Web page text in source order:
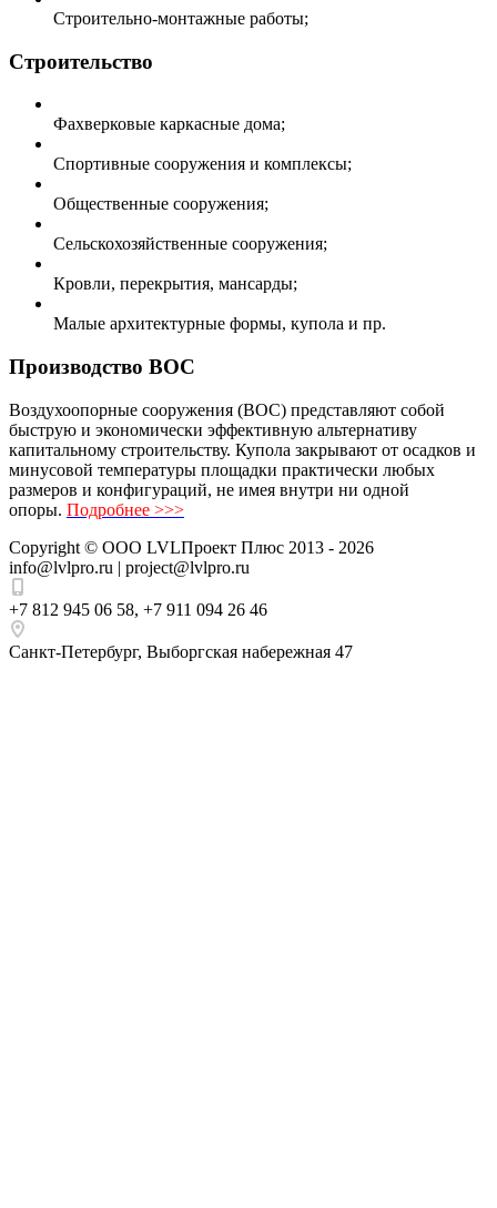
Строительно-монтажные работы;
Строительство
Фахверковые каркасные дома;
Спортивные сооружения и комплексы;
Общественные сооружения;
Сельскохозяйственные сооружения;
Кровли, перекрытия, мансарды;
Малые архитектурные формы, купола и пр.
Производство ВОС
Воздухоопорные сооружения (ВОС) представляют собой
быструю и экономически эффективную альтернативу
капитальному строительству. Купола закрывают от осадков и
минусовой температуры площадки практически любых
размеров и конфигураций, не имея внутри ни одной
опоры. Подробнее >>>
Copyright © ООО LVLПроект Плюс 2013 - 2026
info@lvlpro.ru | project@lvlpro.ru
+7 812 945 06 58, +7 911 094 26 46
Санкт-Петербург, Выборгская набережная 47